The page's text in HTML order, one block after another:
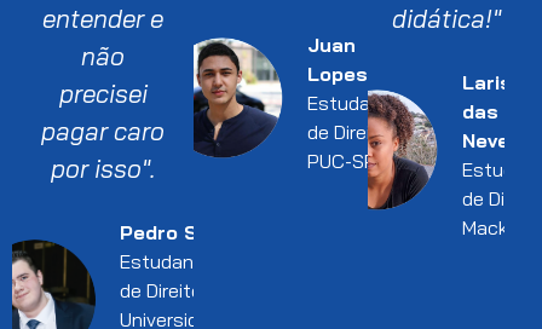
entender e
não
precisei
pagar caro
por isso".
Pedro Silva
Estudante
de Direito l
Universidade
Juan
Lopes
Estudante
de Direito l
PUC-SP
didática!"
Larissa
das
Neves
de